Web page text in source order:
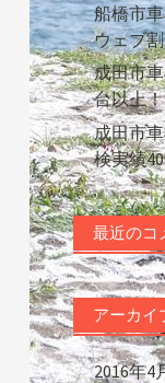
船橋市
ウェブ
成田市
台以上！
成田市
検実績
最近のコ
アーカイ
2016年4